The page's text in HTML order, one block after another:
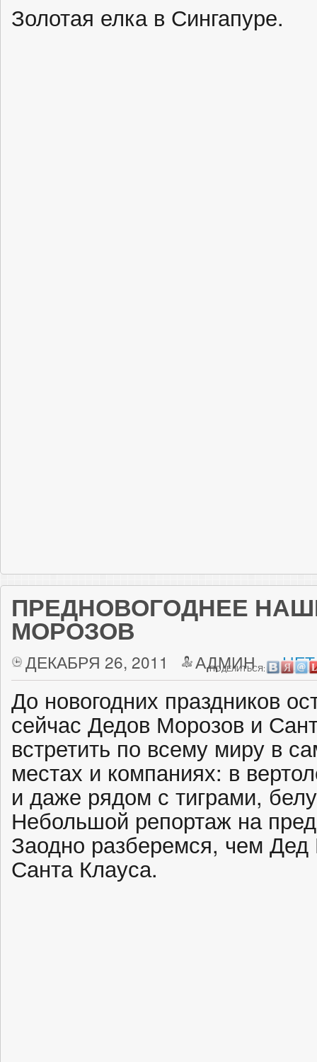
Золотая елка в Сингапуре.
ПРЕДНОВОГОДНЕЕ
МОРОЗОВ
ДЕКАБРЯ 26, 2011 АДМИН
ПОДЕЛИТЬСЯ:
До новогодних праздников
сейчас Дедов Морозов и
встретить по всему миру в
местах и компаниях: в
и даже рядом с тиграми,
Небольшой репортаж на
Заодно разберемся, чем Дед
Санта Клауса.